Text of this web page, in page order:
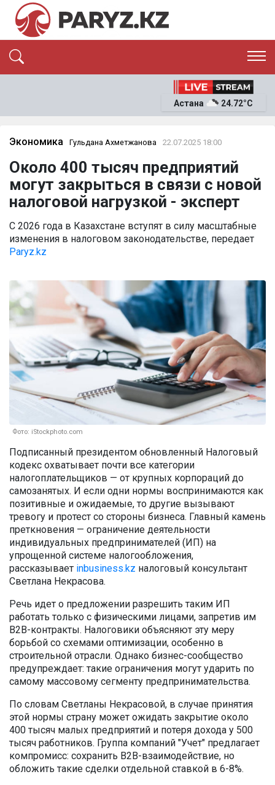
ЭКОНОМИКА
ОҚИҒА
News
Астана 24.72°C
Экономика Гульдана Ахметжанова 22.07.2025 18:00
Около 400 тысяч предприятий
могут закрыться в связи с новой
налоговой нагрузкой - эксперт
С 2026 года в Казахстане вступят в силу масштабные
изменения в налоговом законодательстве, передает
Paryz.kz
Фото: iStockphoto.com
Подписанный президентом обновленный Налоговый
кодекс охватывает почти все категории
налогоплательщиков — от крупных корпораций до
самозанятых. И если одни нормы воспринимаются как
позитивные и ожидаемые, то другие вызывают
тревогу и протест со стороны бизнеса. Главный камень
преткновения — ограничение деятельности
индивидуальных предпринимателей (ИП) на
упрощенной системе налогообложения,
рассказывает inbusiness.kz налоговый консультант
Светлана Некрасова.
Речь идет о предложении разрешить таким ИП
работать только с физическими лицами, запретив им
B2B-контракты. Налоговики объясняют эту меру
борьбой со схемами оптимизации, особенно в
строительной отрасли. Однако бизнес-сообщество
предупреждает: такие ограничения могут ударить по
самому массовому сегменту предпринимательства.
По словам Светланы Некрасовой, в случае принятия
этой нормы страну может ожидать закрытие около
400 тысяч малых предприятий и потеря дохода у 500
тысяч работников. Группа компаний "Учет" предлагает
компромисс: сохранить B2B-взаимодействие, но
обложить такие сделки отдельной ставкой в 6-8%.